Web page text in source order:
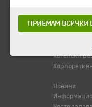
Оферта на
Самолетни
Хотелски
Новини
ПРИЕМАМ ВСИЧКИ